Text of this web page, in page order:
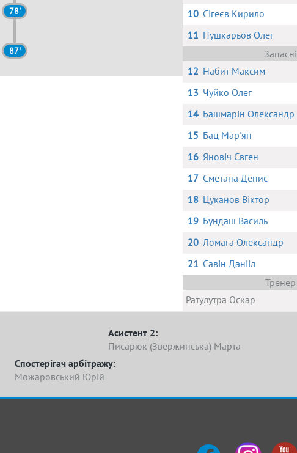
78'
87'
10 Сігеєв Кирило
11 Пушкарьов Олег
Запасні
12 Набит Максим
13 Чуйко Олег
14 Башмарін Олександр
15 Бац Мар'ян
16 Яновіч Євген
17 Сметана Денис
18 Цуканов Віктор
19 Бундаш Василь
20 Ломага Олександр
21 Савін Данііл
Тренер
Ратулутра Оскар
Асистент 2:
Писарюк (Звержинська) Марта
Спостерігач арбітражу:
Можаровський Юрій